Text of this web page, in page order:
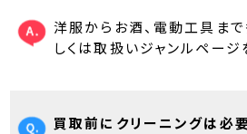
洋服からお酒、電動工具まで
しくは取扱いジャンルページ
買取前にクリーニングは必